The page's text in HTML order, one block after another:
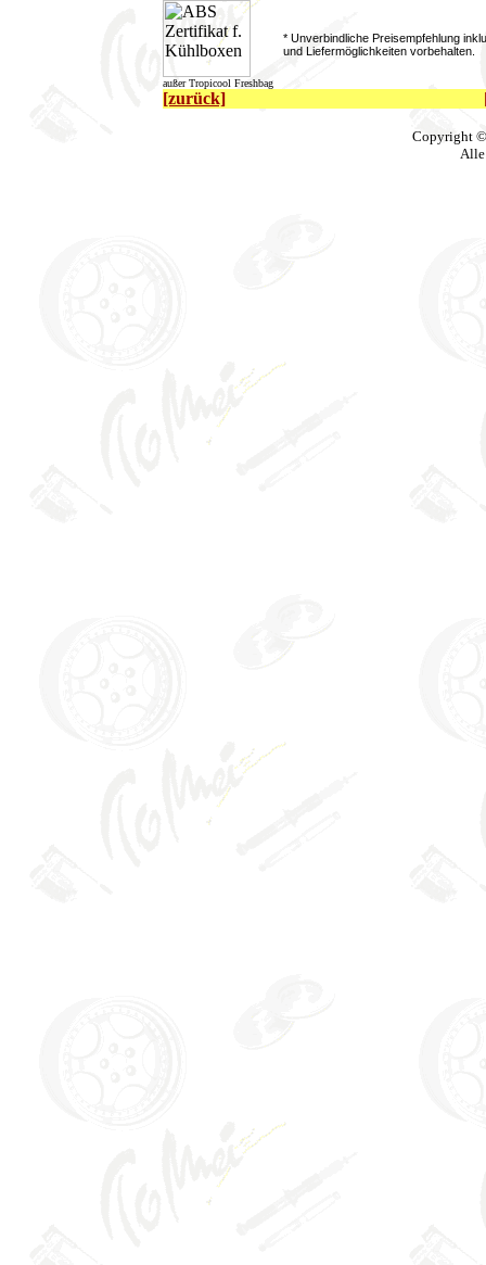
außer Tropicool Freshbag
* Unverbindliche Preisempfehlung
und Liefermöglichkeiten vorbehalten.
[zurück]
Copyright
Alle